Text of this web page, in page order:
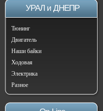
УРАЛ и ДНЕПР
Тюнинг
Двигатель
Наши байки
Ходовая
Электрика
Разное